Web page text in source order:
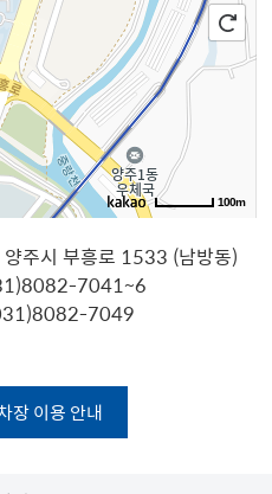
100m
주시 부흥로 1533 (남방동)
7041~6
7049
장 이용 안내